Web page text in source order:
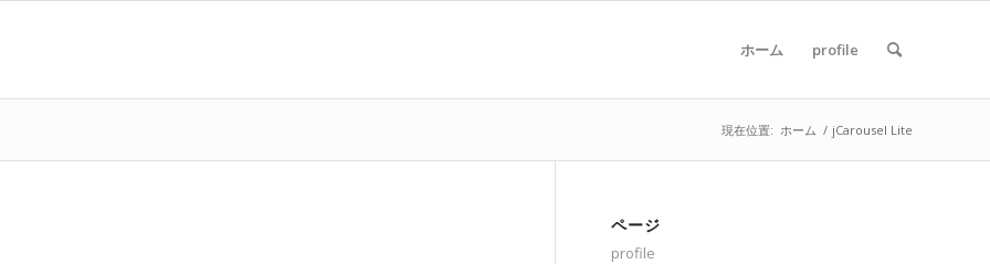
ホーム profile
現在位置: ホーム / jCarousel Lite
ページ
profile